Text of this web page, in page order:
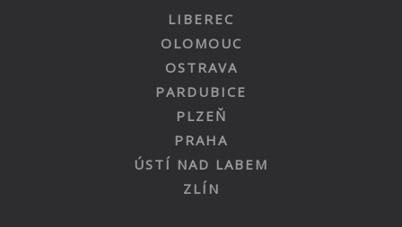
LIBEREC
OLOMOUC
OSTRAVA
PARDUBICE
PLZEŇ
PRAHA
ÚSTÍ NAD LABEM
ZLÍN